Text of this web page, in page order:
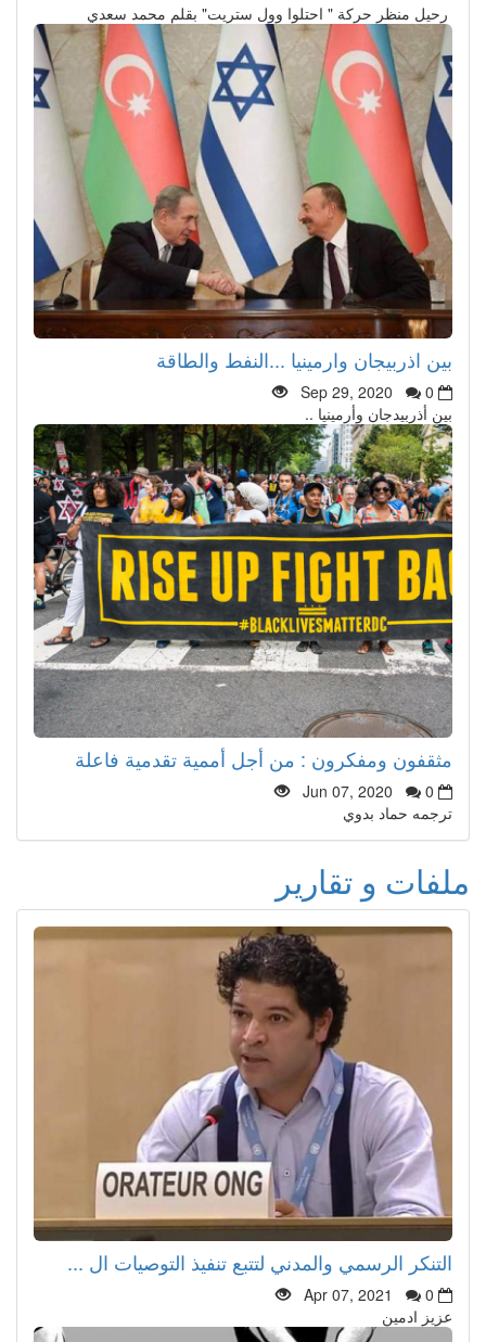
رحيل منظر حركة " احتلوا وول ستريت" بقلم محمد سعدي
بين اذربيجان وارمينيا ...النفط والطاقة
Sep 29, 2020
0
بين أذربيدجان وأرمينيا ..
مثقفون ومفكرون : من أجل أممية تقدمية فاعلة
Jun 07, 2020
0
ترجمه حماد بدوي
ملفات و تقارير
التنكر الرسمي والمدني لتتبع تنفيذ التوصيات ال ...
Apr 07, 2021
0
عزيز ادمين